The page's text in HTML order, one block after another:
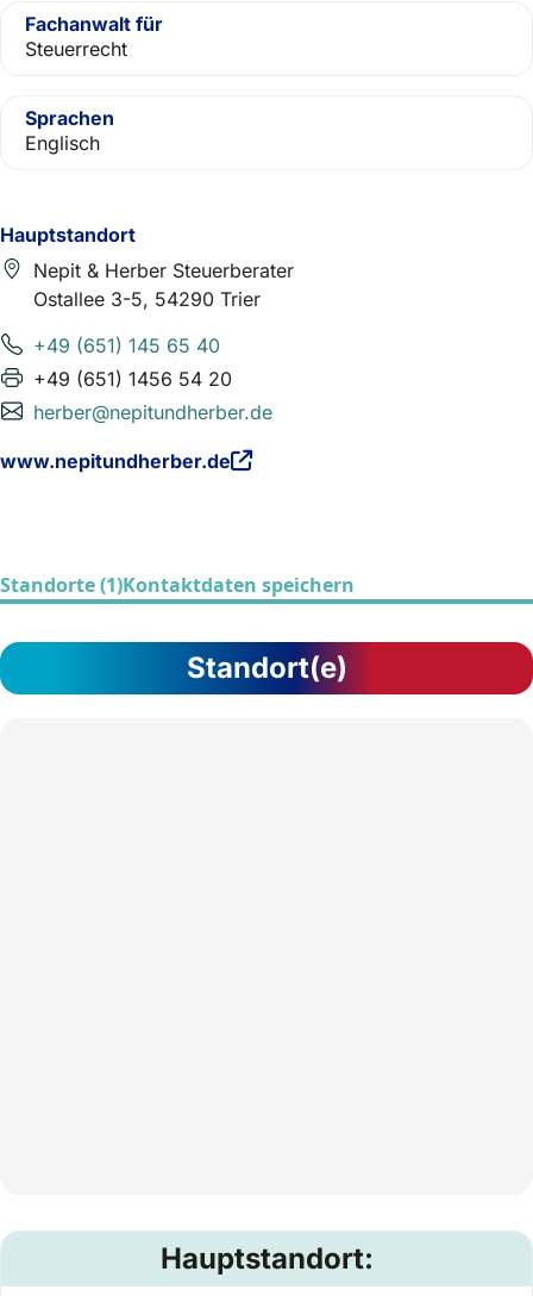
Hauptstandort
Nepit & Herber Steuerberater
Ostallee 3-5, 54290 Trier
+49 (651) 145 65 40
+49 (651) 1456 54 20
herber@nepitundherber.de
www.nepitundherber.de
Fachanwalt für
Steuerrecht
Sprachen
Englisch
Standorte (1)Kontaktdaten speichern
Standort(e)
Hauptstandort: